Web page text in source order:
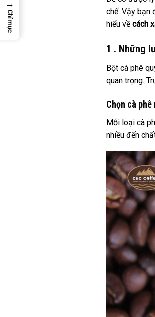
chế. Vậy bạn
hiểu về cách
1 . Những
Bột cà phê
quan trọng.
Chọn cà phê
Mỗi loại cà
nhiều đến
→
Chỉ mục